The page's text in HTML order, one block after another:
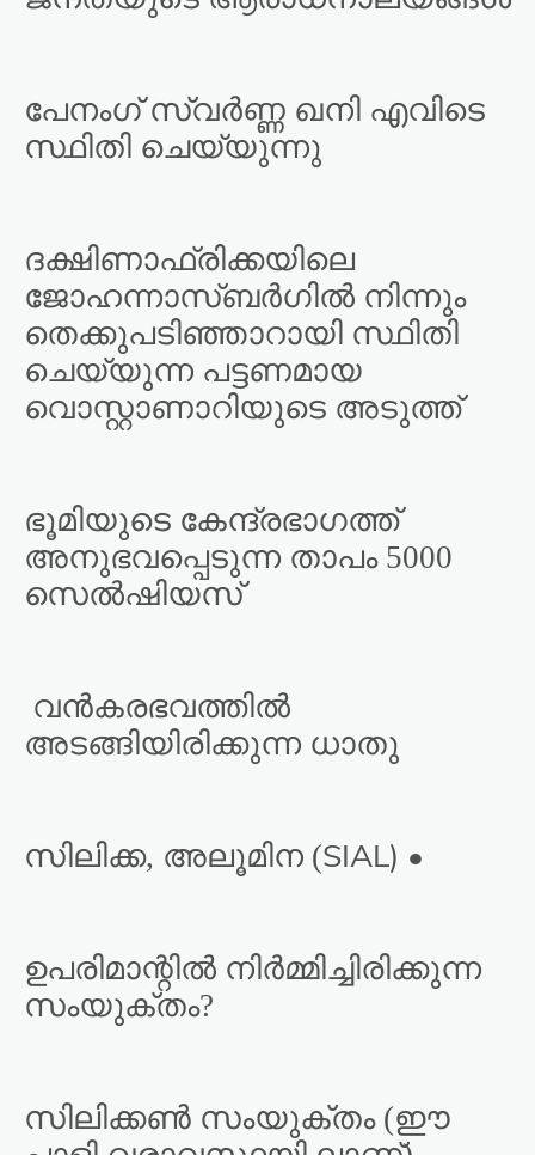
പേനംഗ് സ്വർണ്ണ ഖനി എവിടെ
സ്ഥിതി ചെയ്യുന്നു
ദക്ഷിണാഫ്രിക്കയിലെ
ജോഹന്നാസ്ബർഗിൽ നിന്നും
തെക്കുപടിഞ്ഞാറായി സ്ഥിതി
ചെയ്യുന്ന പട്ടണമായ
വൊസ്റ്റാണാറിയുടെ അടുത്ത്
ഭൂമിയുടെ കേന്ദ്രഭാഗത്ത്
അനുഭവപ്പെടുന്ന താപം 5000
സെൽഷിയസ്
വൻകരഭവത്തിൽ
അടങ്ങിയിരിക്കുന്ന ധാതു
സിലിക്ക, അലൂമിന (SIAL) •
ഉപരിമാന്റിൽ നിർമ്മിച്ചിരിക്കുന്ന
സംയുക്തം?
സിലിക്കൺ സംയുക്തം (ഈ